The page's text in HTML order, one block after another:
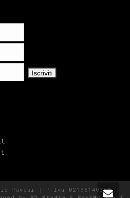
Pavesi | P.Iva 02195140351 |